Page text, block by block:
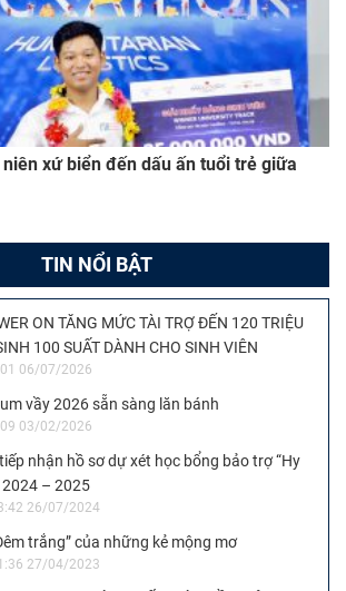
xứ biển đến dấu ấn tuổi trẻ giữa
TIN NỔI BẬT
ON TĂNG MỨC TÀI TRỢ ĐẾN 120 TRIỆU
100 SUẤT DÀNH CHO SINH VIÊN
06/07/2026
vầy 2026 sẵn sàng lăn bánh
03/02/2026
nhận hồ sơ dự xét học bổng bảo trợ “Hy
2024 – 2025
26/07/2024
trắng” của những kẻ mộng mơ
27/04/2023